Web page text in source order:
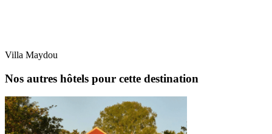
Villa Maydou
Nos autres hôtels pour cette destination